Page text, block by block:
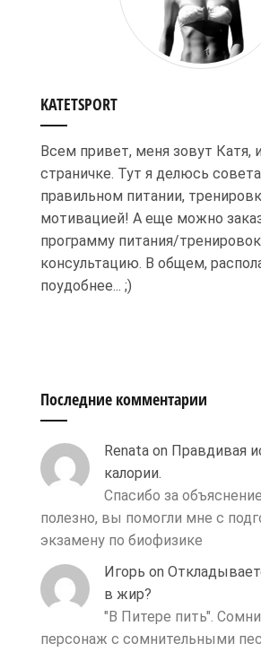
KATETSPORT
Всем привет, меня зовут Катя,
страничке. Тут я делюсь
правильном питании,
мотивацией! А еще можно
программу питания/
консультацию. В общем,
поудобнее... ;)
Последние комментарии
Renata on Правдивая
калории.
Спасибо за
полезно, вы помогли мне с
экзамену по биофизике
Игорь on
в жир?
"В Питере пить".
персонаж с сомнительными